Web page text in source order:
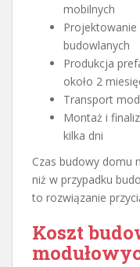
mobilnych
budowlanych
Produkcja
około 2
Transport
Montaż i
kilka dni
Czas budowy domu
niż w przypadku
to rozwiązanie
Koszt